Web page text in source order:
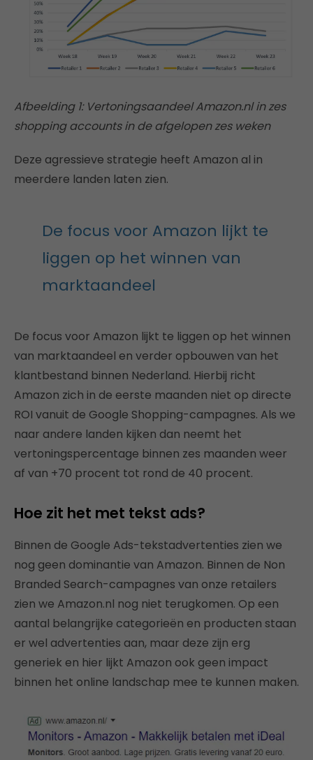
Afbeelding 1: Vertoningsaandeel Amazon.nl in zes
shopping accounts in de afgelopen zes weken
Deze agressieve strategie heeft Amazon al in
meerdere landen laten zien.
De focus voor Amazon lijkt te
liggen op het winnen van
marktaandeel
De focus voor Amazon lijkt te liggen op het winnen
van marktaandeel en verder opbouwen van het
klantbestand binnen Nederland. Hierbij richt
Amazon zich in de eerste maanden niet op directe
ROI vanuit de Google Shopping-campagnes. Als we
naar andere landen kijken dan neemt het
vertoningspercentage binnen zes maanden weer
af van +70 procent tot rond de 40 procent.
Hoe zit het met tekst ads?
Binnen de Google Ads-tekstadvertenties zien we
nog geen dominantie van Amazon. Binnen de Non
Branded Search-campagnes van onze retailers
zien we Amazon.nl nog niet terugkomen. Op een
aantal belangrijke categorieën en producten staan
er wel advertenties aan, maar deze zijn erg
generiek en hier lijkt Amazon ook geen impact
binnen het online landschap mee te kunnen maken.